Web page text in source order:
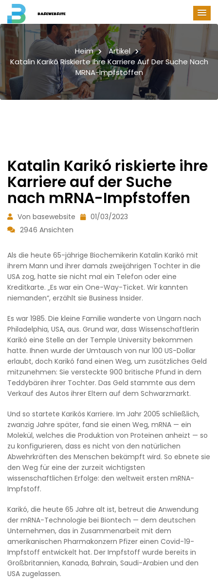
Heim
Artikel
Katalin Karikó Riskierte Ihre Karriere Auf Der Suche Nach
MRNA-Impfstoffen
Katalin Karikó riskierte ihre
Karriere auf der Suche
nach mRNA-Impfstoffen
Von basewebsite
01/03/2023
2946 Ansichten
Als die heute 65-jährige Biochemikerin Katalin Karikó mit
ihrem Mann und ihrer damals zweijährigen Tochter in die
USA zog, hatte sie nicht mal ein Telefon oder eine
Kreditkarte. „Es war ein One-Way-Ticket. Wir kannten
niemanden“, erzählt sie Business Insider.
Es war 1985. Die kleine Familie wanderte von Ungarn nach
Philadelphia, USA, aus. Grund war, dass Wissenschaftlerin
Karikó eine Stelle an der Temple University bekommen
hatte. Ihnen wurde der Umtausch von nur 100 US-Dollar
erlaubt, doch Karikó fand einen Weg, um zusätzliches Geld
mitzunehmen: Sie versteckte 900 britische Pfund in dem
Teddybären ihrer Tochter. Das Geld stammte aus dem
Verkauf des Autos ihrer Eltern auf dem Schwarzmarkt.
Und so startete Karikós Karriere. Im Jahr 2005 schließlich,
zwanzig Jahre später, fand sie einen Weg, mRNA — ein
Molekül, welches die Produktion von Proteinen anheizt — so
zu konfigurieren, dass es nicht von den natürlichen
Abwehrkräften des Menschen bekämpft wird. So ebnete sie
den Weg für eine der zurzeit wichtigsten
wissenschaftlichen Erfolge: den weltweit ersten mRNA-
Impfstoff.
Karikó, die heute 65 Jahre alt ist, betreut die Anwendung
der mRNA-Technologie bei Biontech — dem deutschen
Unternehmen, das in Zusammenarbeit mit dem
amerikanischen Pharmakonzern Pfizer einen Covid-19-
Impfstoff entwickelt hat. Der Impfstoff wurde bereits in
Großbritannien, Kanada, Bahrain, Saudi-Arabien und den
USA zugelassen.